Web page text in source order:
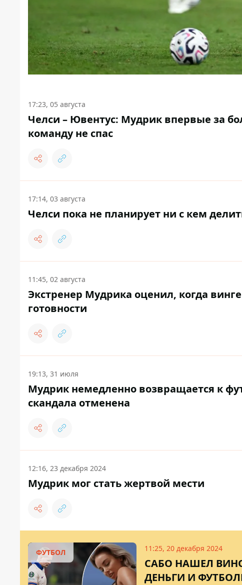
17:23, 05 августа
Челси – Ювентус: Мудрик впервые за
команду не спас
17:14, 03 августа
Челси пока не планирует ни с кем
11:45, 02 августа
Экстренер Мудрика оценил, когда
готовности
19:13, 31 июля
Мудрик немедленно возвращается к
скандала отменена
12:16, 23 декабря 2024
Мудрик мог стать жертвой мести
ФУТБОЛ 11:25, 20 декабря 2024
CАБО НАШЕЛ
ДЕНЬГИ И